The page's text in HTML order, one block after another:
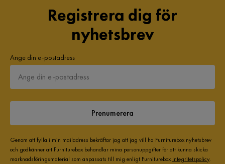
Registrera dig för
nyhetsbrev
Ange din e-postadress
Prenumerera
Genom att fylla i min mailadress bekräftar jag att jag vill ha Furniturebox nyhetsbrev
och godkänner att Furniturebox behandlar mina personuppgifter för att kunna skicka
marknadsföringsmaterial som anpassats till mig enligt Furniturebox Integritetspolicy.